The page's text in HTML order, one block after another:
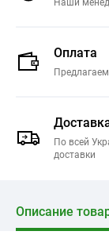
Наши
Оплата
По всей
доставки
Описание